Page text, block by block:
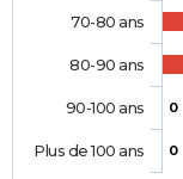
0
0
70-80 ans
80-90 ans
90-100 ans
Plus de 100 ans